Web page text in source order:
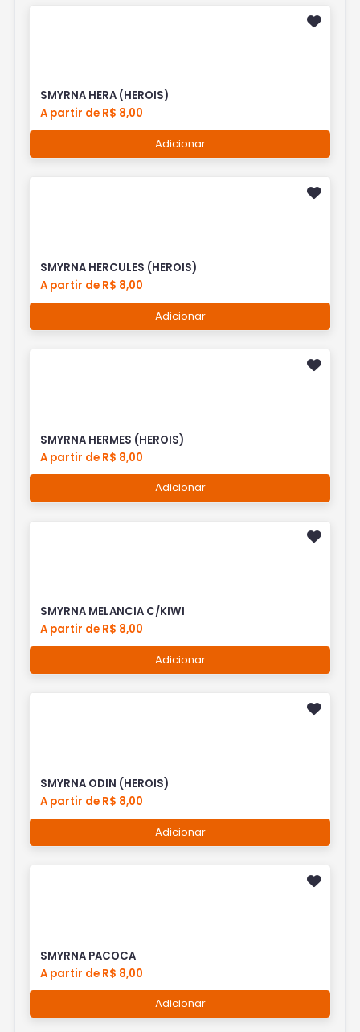
SMYRNA HERA (HEROIS)
A partir de R$ 8,00
Adicionar
SMYRNA HERCULES (HEROIS)
A partir de R$ 8,00
Adicionar
SMYRNA HERMES (HEROIS)
A partir de R$ 8,00
Adicionar
SMYRNA MELANCIA C/KIWI
A partir de R$ 8,00
Adicionar
SMYRNA ODIN (HEROIS)
A partir de R$ 8,00
Adicionar
SMYRNA PACOCA
A partir de R$ 8,00
Adicionar